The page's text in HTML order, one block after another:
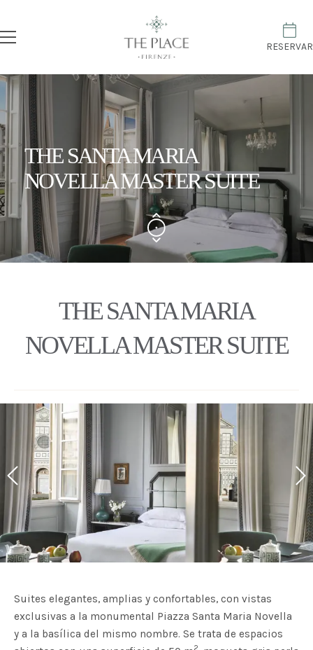
RESERVAR
THE SANTA MARIA
NOVELLA MASTER SUITE
THE SANTA MARIA
NOVELLA MASTER SUITE
Suites elegantes, amplias y confortables, con vistas
exclusivas a la monumental Piazza Santa Maria Novella
y a la basílica del mismo nombre. Se trata de espacios
2